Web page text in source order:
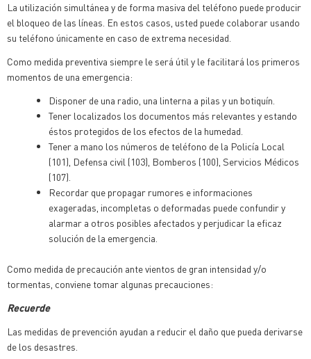
La utilización simultánea y de forma masiva del teléfono puede producir
el bloqueo de las líneas. En estos casos, usted puede colaborar usando
su teléfono únicamente en caso de extrema necesidad.
Como medida preventiva siempre le será útil y le facilitará los primeros
momentos de una emergencia:
Disponer de una radio, una linterna a pilas y un botiquín.
Tener localizados los documentos más relevantes y estando
éstos protegidos de los efectos de la humedad.
Tener a mano los números de teléfono de la Policía Local
(101), Defensa civil (103), Bomberos (100), Servicios Médicos
(107).
Recordar que propagar rumores e informaciones
exageradas, incompletas o deformadas puede confundir y
alarmar a otros posibles afectados y perjudicar la eficaz
solución de la emergencia.
Como medida de precaución ante vientos de gran intensidad y/o
tormentas, conviene tomar algunas precauciones:
Recuerde
Las medidas de prevención ayudan a reducir el daño que pueda derivarse
de los desastres.